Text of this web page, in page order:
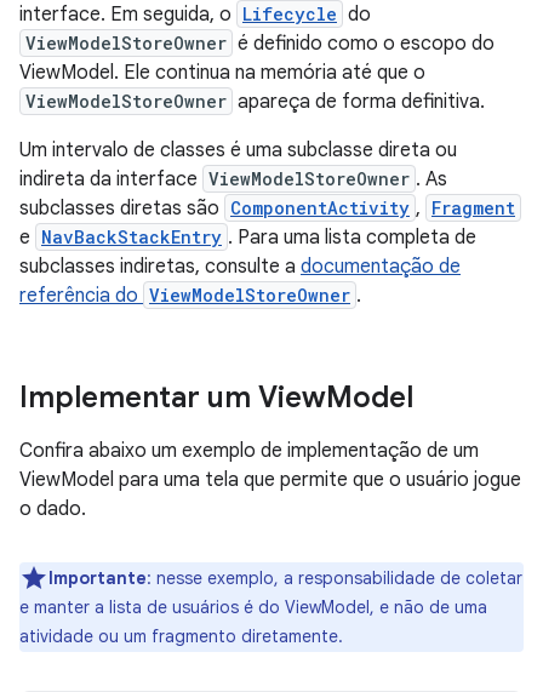
interface. Em seguida, o Lifecycle do
ViewModelStoreOwner é definido como o escopo do
ViewModel. Ele continua na memória até que o
ViewModelStoreOwner apareça de forma definitiva.
Um intervalo de classes é uma subclasse direta ou
indireta da interface ViewModelStoreOwner . As
subclasses diretas são ComponentActivity , Fragment
e NavBackStackEntry . Para uma lista completa de
subclasses indiretas, consulte a documentação de
referência do ViewModelStoreOwner .
Implementar um ViewModel
Confira abaixo um exemplo de implementação de um
ViewModel para uma tela que permite que o usuário jogue
o dado.
Importante: nesse exemplo, a responsabilidade de coletar
e manter a lista de usuários é do ViewModel, e não de uma
atividade ou um fragmento diretamente.